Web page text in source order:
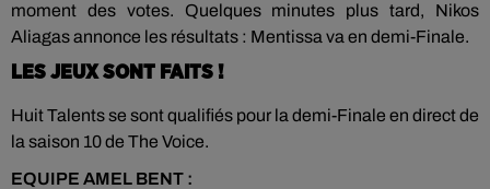
moment des votes. Quelques minutes plus tard, Nikos
Aliagas annonce les résultats : Mentissa va en demi-Finale.
LES JEUX SONT FAITS !
Huit Talents se sont qualifiés pour la demi-Finale en direct de
la saison 10 de The Voice.
EQUIPE AMEL BENT :